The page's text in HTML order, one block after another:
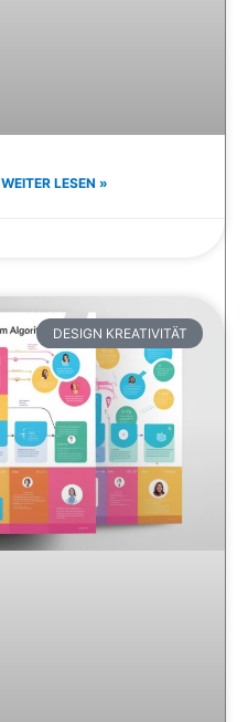
WEITER LESEN »
DESIGN KREATIVITÄT